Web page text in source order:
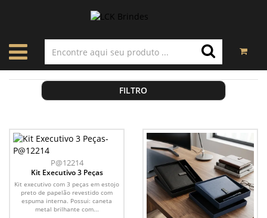
FILTRO
P@12214
Kit Executivo 3 Peças
Kit executivo com 3 peças em estojo
preto de papelão revestido com
espuma interna. Possui: caneta
metal brilhante com...